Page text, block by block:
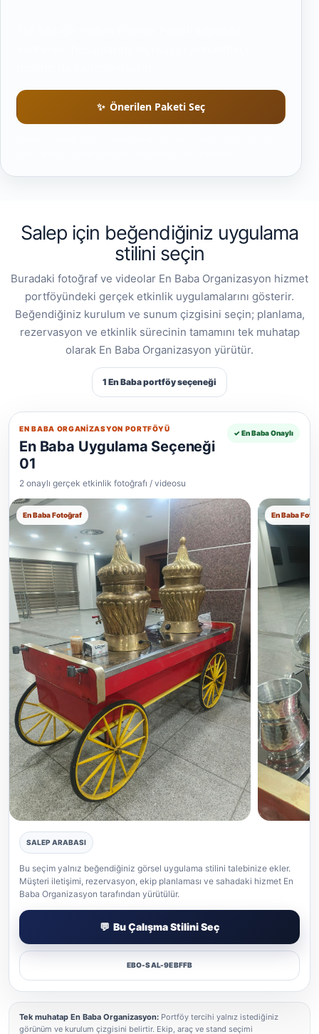
Önerilen Paketi Seç
Salep için beğendiğiniz uygulama
stilini seçin
Buradaki fotoğraf ve videolar En Baba Organizasyon hizmet
portföyündeki gerçek etkinlik uygulamalarını gösterir.
Beğendiğiniz kurulum ve sunum çizgisini seçin; planlama,
rezervasyon ve etkinlik sürecinin tamamını tek muhatap
olarak En Baba Organizasyon yürütür.
1 En Baba portföy seçeneği
EN BABA ORGANIZASYON PORTFÖYÜ
En Baba Uygulama Seçeneği
01
2 onaylı gerçek etkinlik fotoğrafı / videosu
✓ En Baba Onaylı
En Baba Fotoğraf
Salep gerçek etkinlik uygulaması
En Baba
SALEP ARABASI
Bu seçim yalnız beğendiğiniz görsel uygulama stilini talebinize ekler.
Müşteri iletişimi, rezervasyon, ekip planlaması ve sahadaki hizmet En
Baba Organizasyon tarafından yürütülür.
Bu Çalışma Stilini Seç
EBO-SAL-9EBFFB
Tek muhatap En Baba Organizasyon: Portföy tercihi yalnız istediğiniz
görünüm ve kurulum çizgisini belirtir. Ekip, araç ve stand seçimi